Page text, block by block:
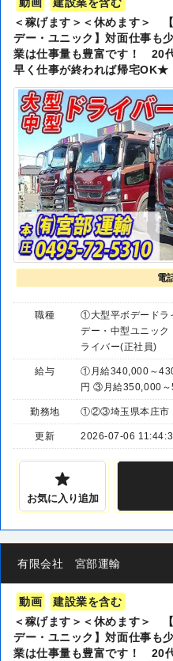
＜稼げます＞＜休めます＞
デー・ユニック】対面仕事
業は仕事量も豊富です！ 20
早く仕事が終われば帰宅OK★
電
職種
①大型平ボデードラ
デー・中型ユニッ
ライバー(正社員)
給与
①月給340,000～
円 ③月給350,000～
勤務地 ①②③埼玉県本庄市
更新 2026-07-06
お気に入り追加
有限会社 宮部運輸
動画
建設業を含む
＜稼げます＞＜休めます＞
デー・ユニック】対面仕事
業は仕事量も豊富です！ 20